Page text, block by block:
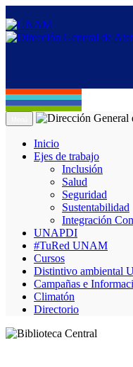
Inicio
Ejes de trabajo
Inclusión
Salud
Seguridad
Sustentabilidad
Integración
UNAPDI
#TuRed UNAM
Cursos
Distintivo ambiental
Campañas e
Climatón
Directorio